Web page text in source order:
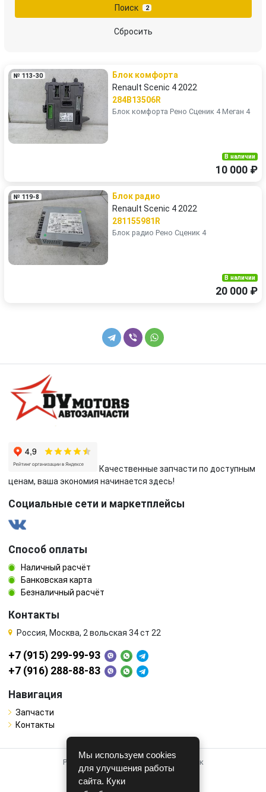
Поиск 2
Сбросить
№ 113-30
Блок комфорта
Renault Scenic 4 2022
284B13506R
Блок комфорта Рено Сценик 4 Меган 4
В наличии
10 000 ₽
№ 119-8
Блок радио
Renault Scenic 4 2022
281155981R
Блок радио Рено Сценик 4
В наличии
20 000 ₽
Качественные запчасти по доступным
ценам, ваша экономия начинается здесь!
Социальные сети и маркетплейсы
Способ оплаты
Наличный расчёт
Банковская карта
Безналичный расчёт
Контакты
Россия, Москва, 2 вольская 34 ст 22
+7 (915) 299-99-93
+7 (916) 288-88-83
Навигация
Запчасти
Контакты
Работает на системе для авторазборок
CARRO.БИЗНЕС
Мы используем cookies
для улучшения работы
сайта. Куки